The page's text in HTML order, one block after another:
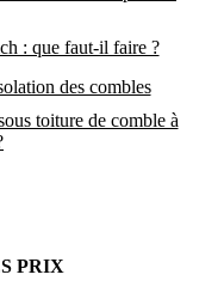
: que faut-il faire ?
des combles
toiture de comble à
PRIX